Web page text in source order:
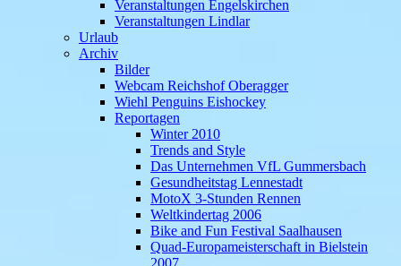
Veranstaltungen Engelskirchen
Veranstaltungen Lindlar
Urlaub
Archiv
Bilder
Webcam Reichshof Oberagger
Wiehl Penguins Eishockey
Reportagen
Winter 2010
Trends and Style
Das Unternehmen VfL Gummersbach
Gesundheitstag Lennestadt
MotoX 3-Stunden Rennen
Weltkindertag 2006
Bike and Fun Festival Saalhausen
Quad-Europameisterschaft in Bielstein